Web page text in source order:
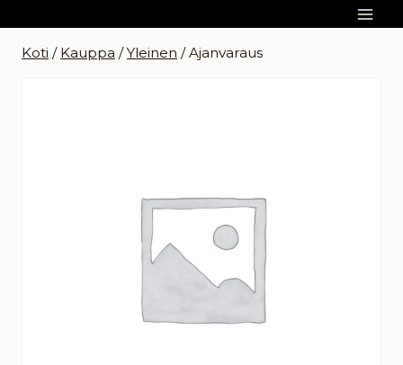
Koti / Kauppa / Yleinen / Ajanvaraus